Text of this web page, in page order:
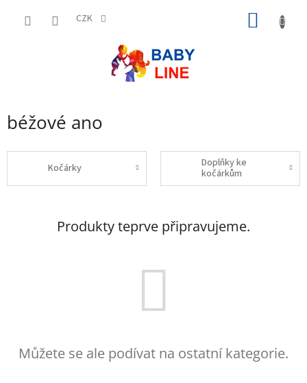
CZK
béžové ano
Kočárky
Doplňky ke
kočárkům
Produkty teprve připravujeme.
Můžete se ale podívat na ostatní kategorie.